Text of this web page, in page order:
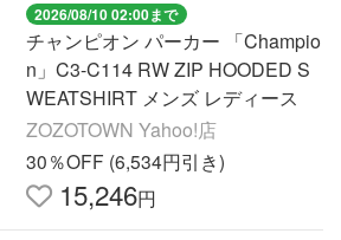
2026/08/10 02:00まで
チャンピオン パーカー 「Champio
n」C3-C114 RW ZIP HOODED S
WEATSHIRT メンズ レディース
ZOZOTOWN Yahoo!店
30％OFF (6,534円引き)
15,246円